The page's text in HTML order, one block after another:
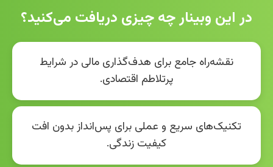
در این وبینار چه چیزی دریافت می‌کنید؟
نقشه‌راه جامع برای هدف‌گذاری مالی در شرایط
پرتلاطم اقتصادی.
تکنیک‌های سریع و عملی برای پس‌انداز بدون افت
کیفیت زندگی.